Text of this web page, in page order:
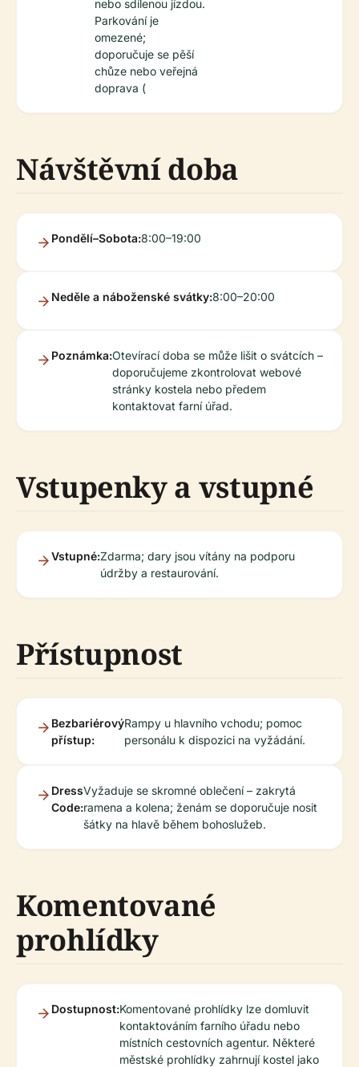
nebo sdílenou jízdou.
Parkování je
omezené;
doporučuje se pěší
chůze nebo veřejná
doprava (
Návštěvní doba
Pondělí–Sobota:8:00–19:00
Neděle a náboženské svátky:8:00–20:00
Poznámka:Otevírací doba se může lišit o svátcích –
doporučujeme zkontrolovat webové
stránky kostela nebo předem
kontaktovat farní úřad.
Vstupenky a vstupné
Vstupné:Zdarma; dary jsou vítány na podporu
údržby a restaurování.
Přístupnost
Bezbariérový
přístup:
Rampy u hlavního vchodu; pomoc
personálu k dispozici na vyžádání.
Dress
Code:
Vyžaduje se skromné oblečení – zakrytá
ramena a kolena; ženám se doporučuje nosit
šátky na hlavě během bohoslužeb.
Komentované
prohlídky
Dostupnost:Komentované prohlídky lze domluvit
kontaktováním farního úřadu nebo
místních cestovních agentur. Některé
městské prohlídky zahrnují kostel jako